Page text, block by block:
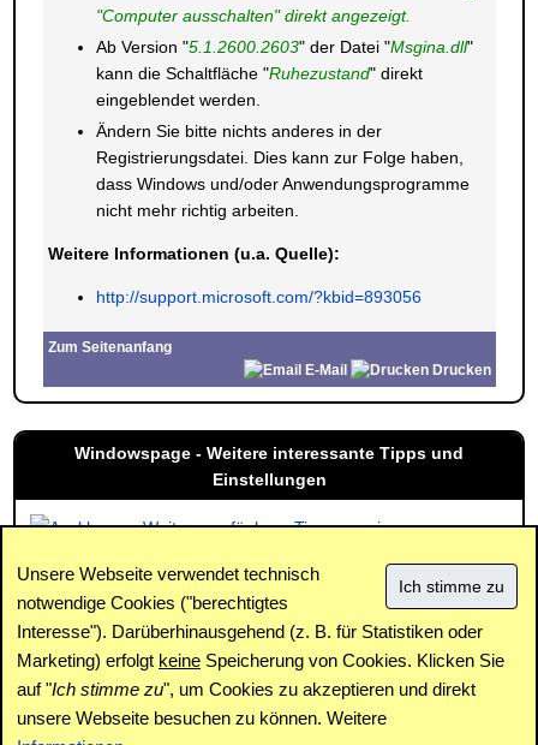
"Computer ausschalten" direkt angezeigt.
Ab Version "5.1.2600.2603" der Datei "Msgina.dll"
kann die Schaltfläche "Ruhezustand" direkt
eingeblendet werden.
Ändern Sie bitte nichts anderes in der
Registrierungsdatei. Dies kann zur Folge haben,
dass Windows und/oder Anwendungsprogramme
nicht mehr richtig arbeiten.
Weitere Informationen (u.a. Quelle):
http://support.microsoft.com/?kbid=893056
Zum Seitenanfang
E-Mail
Drucken
Windowspage - Weitere interessante Tipps und
Einstellungen
Weitere verfügbare Tipps anzeigen
Unsere Webseite verwendet technisch
notwendige Cookies ("berechtigtes
Interesse"). Darüberhinausgehend (z. B. für Statistiken oder
Marketing) erfolgt keine Speicherung von Cookies. Klicken Sie
auf "Ich stimme zu", um Cookies zu akzeptieren und direkt
unsere Webseite besuchen zu können. Weitere
Impressum | Kontakt | Datenschutz / Cookies |
SPAM /
Abuse
| Newsletter | Forum